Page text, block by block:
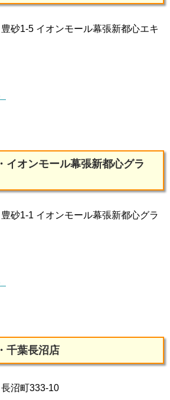
砂1-5 イオンモール幕張新都心エキ
イオンモール幕張新都心グラ
砂1-1 イオンモール幕張新都心グラ
千葉長沼店
沼町333-10